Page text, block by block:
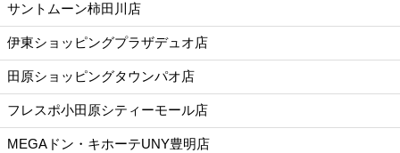
サントムーン柿田川店
伊東ショッピングプラザデュオ店
田原ショッピングタウンパオ店
フレスポ小田原シティーモール店
MEGAドン・キホーテUNY豊明店